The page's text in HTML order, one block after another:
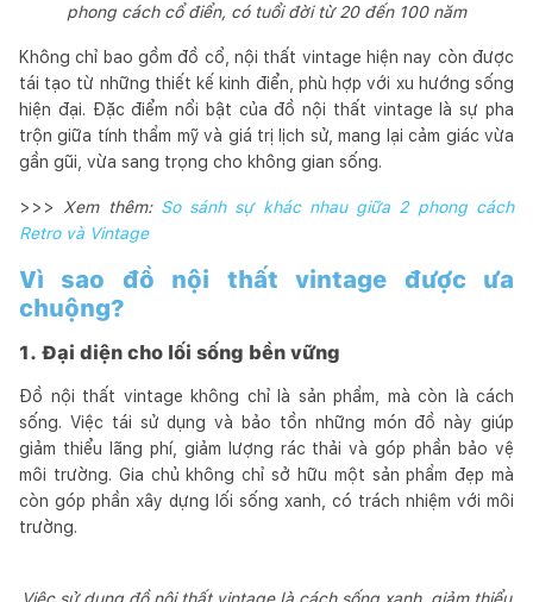
phong cách cổ điển, có tuổi đời từ 20 đến 100 năm
Không chỉ bao gồm đồ cổ, nội thất vintage hiện nay còn được
tái tạo từ những thiết kế kinh điển, phù hợp với xu hướng sống
hiện đại. Đặc điểm nổi bật của đồ nội thất vintage là sự pha
trộn giữa tính thẩm mỹ và giá trị lịch sử, mang lại cảm giác vừa
gần gũi, vừa sang trọng cho không gian sống.
>>> Xem thêm: So sánh sự khác nhau giữa 2 phong cách
Retro và Vintage
Vì sao đồ nội thất vintage được ưa
chuộng?
1. Đại diện cho lối sống bền vững
Đồ nội thất vintage không chỉ là sản phẩm, mà còn là cách
sống. Việc tái sử dụng và bảo tồn những món đồ này giúp
giảm thiểu lãng phí, giảm lượng rác thải và góp phần bảo vệ
môi trường. Gia chủ không chỉ sở hữu một sản phẩm đẹp mà
còn góp phần xây dựng lối sống xanh, có trách nhiệm với môi
trường.